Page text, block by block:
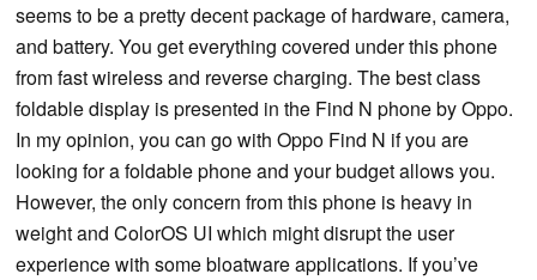
seems to be a pretty decent package of hardware, camera,
and battery. You get everything covered under this phone
from fast wireless and reverse charging. The best class
foldable display is presented in the Find N phone by Oppo.
In my opinion, you can go with Oppo Find N if you are
looking for a foldable phone and your budget allows you.
However, the only concern from this phone is heavy in
weight and ColorOS UI which might disrupt the user
experience with some bloatware applications. If you’ve